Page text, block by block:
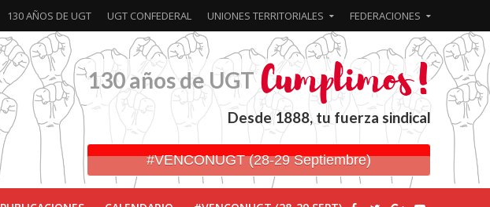
130 AÑOS DE UGT UGT CONFEDERAL UNIONES TERRITORIALES FEDERACIONES
130 años de UGT
Desde 1888, tu fuerza sindical
#VENCONUGT (28-29 Septiembre)